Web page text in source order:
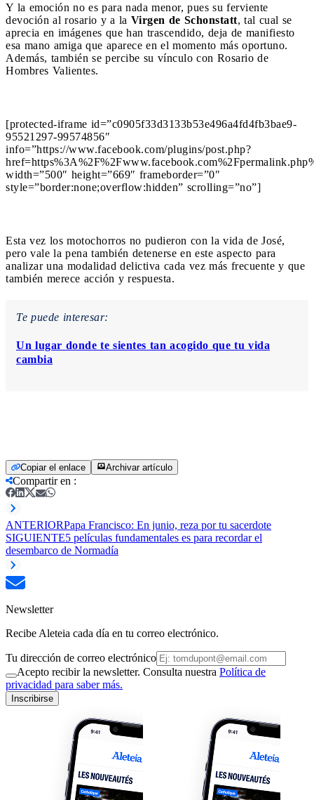
Y la emoción no es para nada menor, pues su ferviente
devoción al rosario y a la Virgen de Schonstatt, tal cual se
aprecia en imágenes que han trascendido, deja de manifiesto
esa mano amiga que aparece en el momento más oportuno.
Además, también se percibe su vínculo con Rosario de
Hombres Valientes.
[protected-iframe id=”c0905f33d3133b53e496a4fd4fb3bae9-
95521297-99574856″
info=”https://www.facebook.com/plugins/post.php?
width=”500″ height=”669″ frameborder=”0″
style=”border:none;overflow:hidden” scrolling=”no”]
Esta vez los motochorros no pudieron con la vida de José,
pero vale la pena también detenerse en este aspecto para
analizar una modalidad delictiva cada vez más frecuente y que
también merece acción y respuesta.
Te puede interesar:
Un lugar donde te sientes tan acogido que tu vida
cambia
Copiar el enlace Archivar artículo
Compartir en :
ANTERIORPapa Francisco: En junio, reza por tu sacerdote
SIGUIENTE5 películas fundamentales es para recordar el
desembarco de Normadía
Newsletter
Recibe Aleteia cada día en tu correo electrónico.
Tu dirección de correo electrónico
Acepto recibir la newsletter. Consulta nuestra Política de
privacidad para saber más.
Inscribirse